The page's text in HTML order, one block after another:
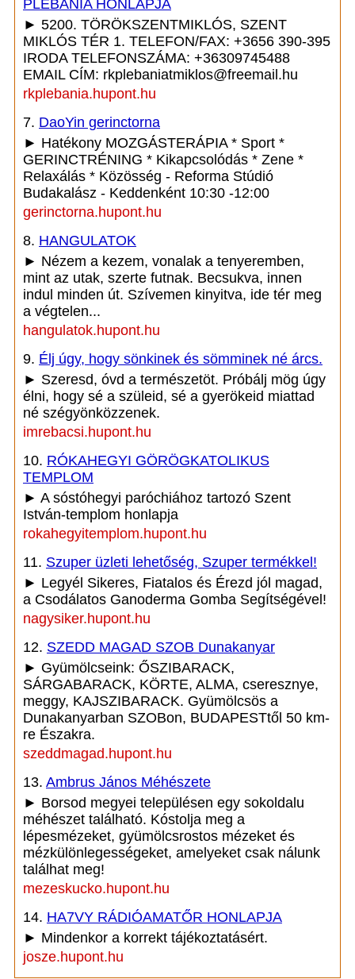
PLÉBÁNIA HONLAPJA
► 5200. TÖRÖKSZENTMIKLÓS, SZENT
MIKLÓS TÉR 1. TELEFON/FAX: +3656 390-395
IRODA TELEFONSZÁMA: +36309745488
EMAIL CÍM: rkplebaniatmiklos@freemail.hu
rkplebania.hupont.hu
7. DaoYin gerinctorna
► Hatékony MOZGÁSTERÁPIA * Sport *
GERINCTRÉNING * Kikapcsolódás * Zene *
Relaxálás * Közösség - Reforma Stúdió
Budakalász - Keddenként 10:30 -12:00
gerinctorna.hupont.hu
8. HANGULATOK
► Nézem a kezem, vonalak a tenyeremben,
mint az utak, szerte futnak. Becsukva, innen
indul minden út. Szívemen kinyitva, ide tér meg
a végtelen...
hangulatok.hupont.hu
9. Élj úgy, hogy sönkinek és sömminek né árcs.
► Szeresd, óvd a természetöt. Próbálj mög úgy
élni, hogy sé a szüleid, sé a gyerökeid miattad
né szégyönközzenek.
imrebacsi.hupont.hu
10. RÓKAHEGYI GÖRÖGKATOLIKUS
TEMPLOM
► A sóstóhegyi paróchiához tartozó Szent
István-templom honlapja
rokahegyitemplom.hupont.hu
11. Szuper üzleti lehetőség, Szuper termékkel!
► Legyél Sikeres, Fiatalos és Érezd jól magad,
a Csodálatos Ganoderma Gomba Segítségével!
nagysiker.hupont.hu
12. SZEDD MAGAD SZOB Dunakanyar
► Gyümölcseink: ŐSZIBARACK,
SÁRGABARACK, KÖRTE, ALMA, cseresznye,
meggy, KAJSZIBARACK. Gyümölcsös a
Dunakanyarban SZOBon, BUDAPESTtől 50 km-
re Északra.
szeddmagad.hupont.hu
13. Ambrus János Méhészete
► Borsod megyei településen egy sokoldalu
méhészet található. Kóstolja meg a
lépesmézeket, gyümölcsrostos mézeket és
mézkülönlegességeket, amelyeket csak nálunk
találhat meg!
mezeskucko.hupont.hu
14. HA7VY RÁDIÓAMATŐR HONLAPJA
► Mindenkor a korrekt tájékoztatásért.
josze.hupont.hu